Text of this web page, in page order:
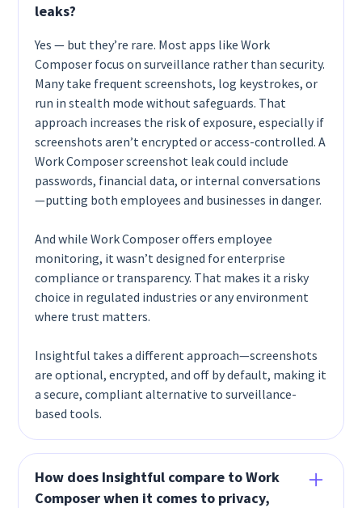
leaks?
Yes — but they’re rare. Most apps like Work
Composer focus on surveillance rather than security.
Many take frequent screenshots, log keystrokes, or
run in stealth mode without safeguards. That
approach increases the risk of exposure, especially if
screenshots aren’t encrypted or access-controlled. A
Work Composer screenshot leak could include
passwords, financial data, or internal conversations
—putting both employees and businesses in danger.
And while Work Composer offers employee
monitoring, it wasn’t designed for enterprise
compliance or transparency. That makes it a risky
choice in regulated industries or any environment
where trust matters.
Insightful takes a different approach—screenshots
are optional, encrypted, and off by default, making it
a secure, compliant alternative to surveillance-
based tools.
How does Insightful compare to Work
Composer when it comes to privacy,